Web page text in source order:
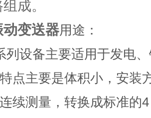
成。
变送器用途：
列设备主要适用于发电
点主要是体积小，安装
续测量，转换成标准的